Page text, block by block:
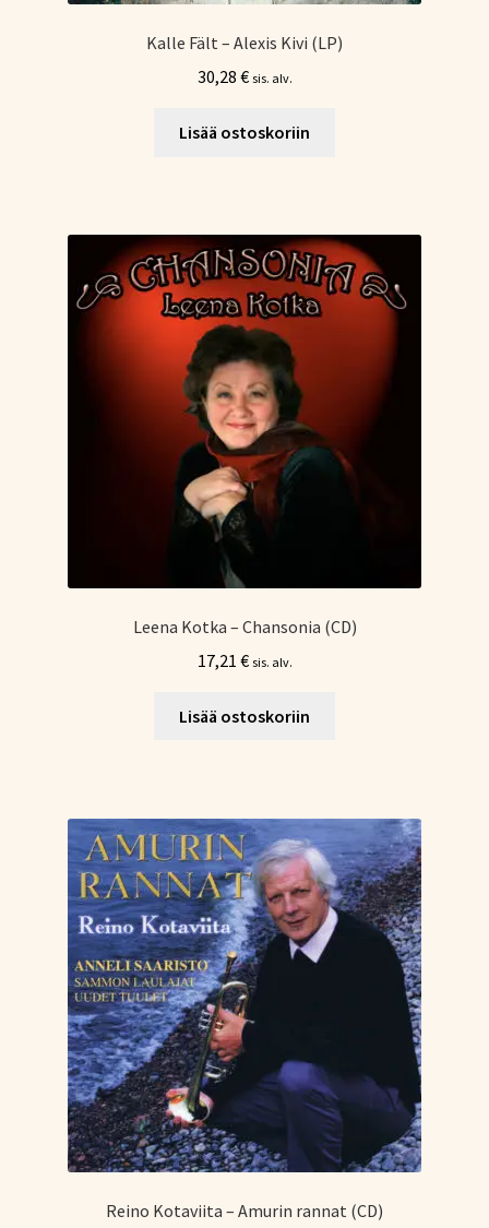
Kalle Fält – Alexis Kivi (LP)
30,28 € sis. alv.
Lisää ostoskoriin
Leena Kotka – Chansonia (CD)
17,21 € sis. alv.
Lisää ostoskoriin
Reino Kotaviita – Amurin rannat (CD)